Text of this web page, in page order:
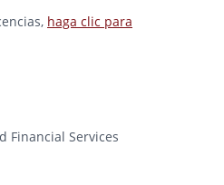
haga clic para
Financial Services